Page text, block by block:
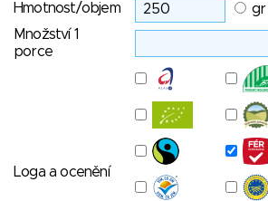
Hmotnost/objem gr
Množství 1
porce
Loga a ocenění